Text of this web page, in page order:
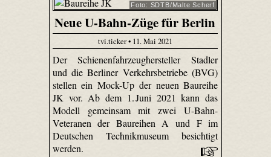
Foto: SDTB/Malte Scherf
Neue U-Bahn-Züge für Berlin
tvi.ticker • 11. Mai 2021
Der Schienenfahrzeughersteller Stadler
und die Berliner Verkehrsbetriebe (BVG)
stellen ein Mock-Up der neuen Baureihe
JK vor. Ab dem 1. Juni 2021 kann das
Modell gemeinsam mit zwei U-Bahn-
Veteranen der Baureihen A und F im
Deutschen Technikmuseum besichtigt
werden.